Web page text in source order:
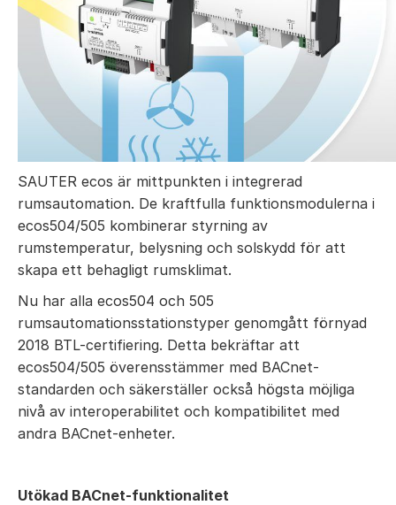
SAUTER ecos är mittpunkten i integrerad
rumsautomation. De kraftfulla funktionsmodulerna i
ecos504/505 kombinerar styrning av
rumstemperatur, belysning och solskydd för att
skapa ett behagligt rumsklimat.
Nu har alla ecos504 och 505
rumsautomationsstationstyper genomgått förnyad
2018 BTL-certifiering. Detta bekräftar att
ecos504/505 överensstämmer med BACnet-
standarden och säkerställer också högsta möjliga
nivå av interoperabilitet och kompatibilitet med
andra BACnet-enheter.
Utökad BACnet-funktionalitet